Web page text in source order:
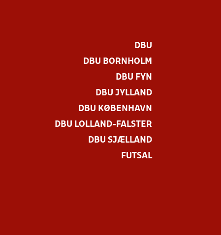
DBU
DBU BORNHOLM
DBU FYN
DBU JYLLAND
DBU KØBENHAVN
DBU LOLLAND-FALSTER
DBU SJÆLLAND
FUTSAL